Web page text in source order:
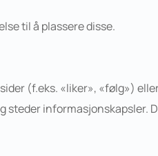
til å plassere disse.
(f.eks. «liker», «følg»)
steder informasjonskapsler.